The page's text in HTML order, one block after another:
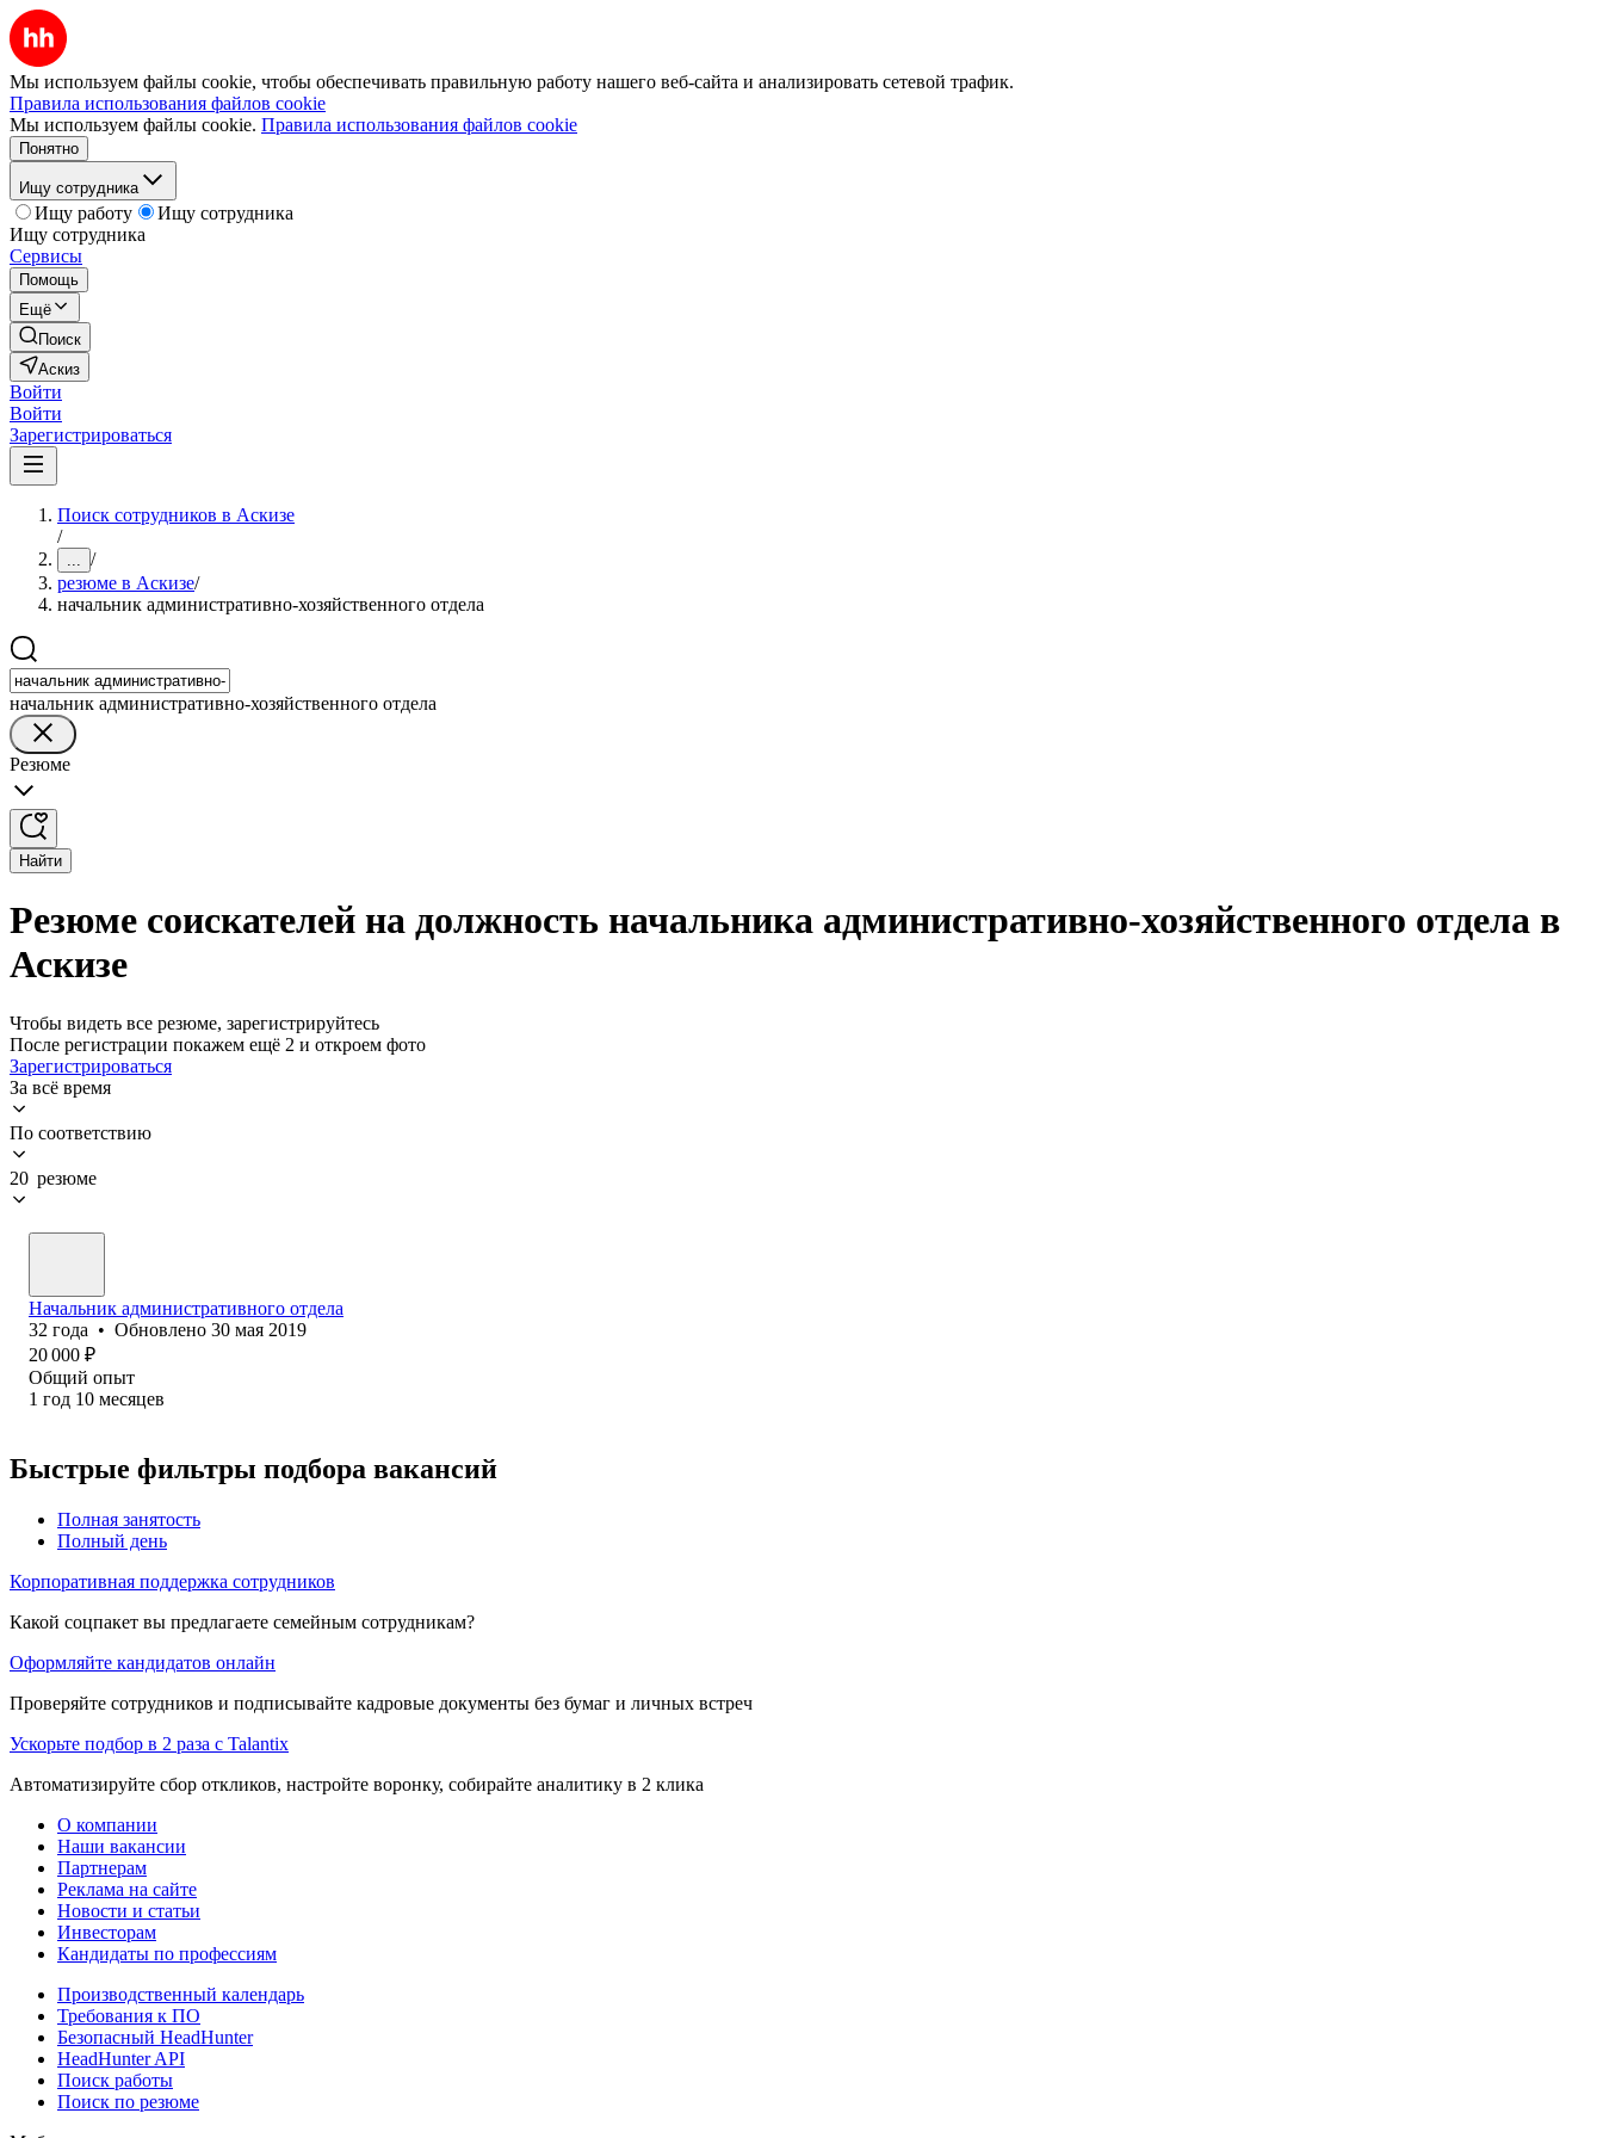
Мы используем файлы cookie, чтобы обеспечивать правильную работу нашего веб-сайта и анализировать сетевой трафик.
Правила использования файлов cookie
Мы используем файлы cookie. Правила использования файлов cookie
Понятно
Ищу сотрудника
Ищу работу
Ищу сотрудника
Ищу сотрудника
Сервисы
Помощь
Ещё
Поиск
Аскиз
Войти
Войти
Зарегистрироваться
Поиск сотрудников в Аскизе
/
... /
резюме в Аскизе/
начальник административно-хозяйственного отдела
начальник административно-хозяйственного отдела
Резюме
Найти
Резюме соискателей на должность начальника административно-хозяйственного отдела в
Аскизе
Чтобы видеть все резюме, зарегистрируйтесь
После регистрации покажем ещё 2 и откроем фото
Зарегистрироваться
За всё время
По соответствию
20 резюме
Начальник административного отдела
32 года • Обновлено 30 мая 2019
20 000 ₽
Общий опыт
1 год 10 месяцев
Быстрые фильтры подбора вакансий
Полная занятость
Полный день
Корпоративная поддержка сотрудников
Какой соцпакет вы предлагаете семейным сотрудникам?
Оформляйте кандидатов онлайн
Проверяйте сотрудников и подписывайте кадровые документы без бумаг и личных встреч
Ускорьте подбор в 2 раза с Talantix
Автоматизируйте сбор откликов, настройте воронку, собирайте аналитику в 2 клика
О компании
Наши вакансии
Партнерам
Реклама на сайте
Новости и статьи
Инвесторам
Кандидаты по профессиям
Производственный календарь
Требования к ПО
Безопасный HeadHunter
HeadHunter API
Поиск работы
Поиск по резюме